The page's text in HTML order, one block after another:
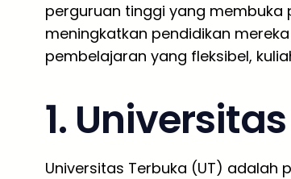
perguruan tinggi yang membuka
meningkatkan pendidikan
pembelajaran yang fleksibel,
1.
Universitas Terbuka (UT) adalah